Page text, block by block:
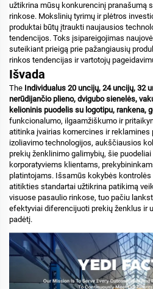
užtikrina mūsų konkurencinį pranašumą
rinkose. Mokslinių tyrimų ir plėtros
produktai būtų įtraukti naujausios
tendencijos. Toks įsipareigojimas
suteikiant prieigą prie pažangiausių
rinkos tendencijas ir vartotojų
Išvada
The Individualus 20 uncijų, 24 uncijų, 32
nerūdijančio plieno, dvigubo sienelės,
kelioninis puodelis su logotipu, rankena,
funkcionalumo, ilgaamžiškumo ir
atitinka įvairias komercines ir reklamines
izoliavimo technologijos, aukščiausios
prekių ženklinimo galimybių, šie
korporatyviems klientams,
platintojams. Išsamūs kokybės
atitikties standartai užtikrina patikimą
visuose pasaulio rinkose, tuo pačiu
efektyviai diferencijuoti prekių ženklus ir
padėtį.